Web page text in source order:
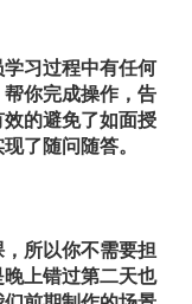
习过程中有任何
你完成操作，告
的避免了如面授
了随问随答。
所以你不需要担
上错过第二天也